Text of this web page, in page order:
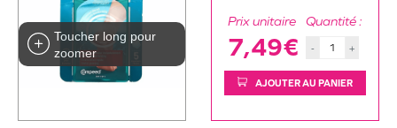
Toucher long pour
zoomer
Prix unitaire
7,49€
Quantité :
- +
AJOUTER AU PANIER